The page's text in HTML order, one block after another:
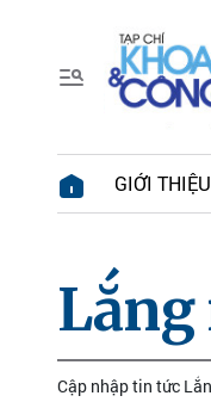
GIỚI THIỆU
Cập nhập tin tức